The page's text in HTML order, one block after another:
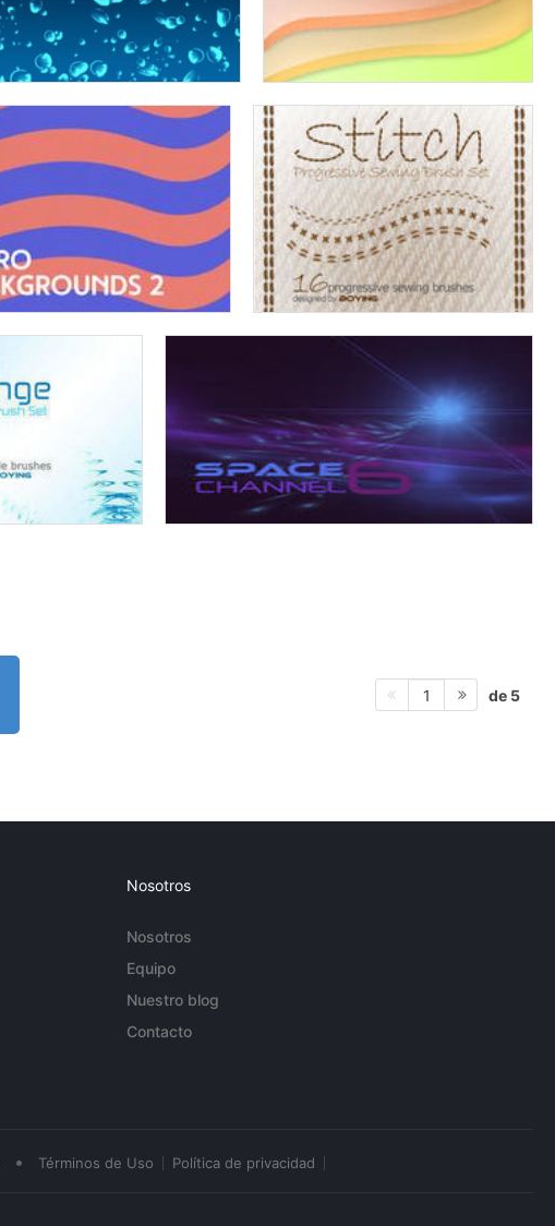
1 de 5
Nosotros
Nosotros
Equipo
Nuestro blog
Contacto
• Términos de Uso Política de privacidad